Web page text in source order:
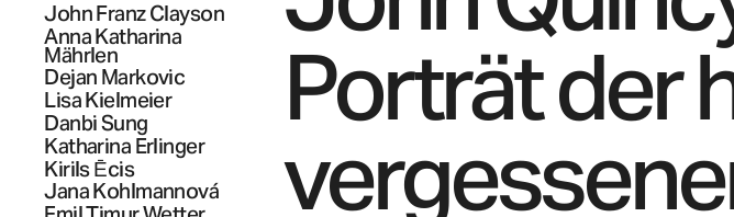
John FranzClayson
Anna Katharina
Mährlen
Dejan Markovic
LisaKielmeier
DanbiSung
Katharina Erlinger
KirilsĒcis
JanaKohlmannová
Porträt der